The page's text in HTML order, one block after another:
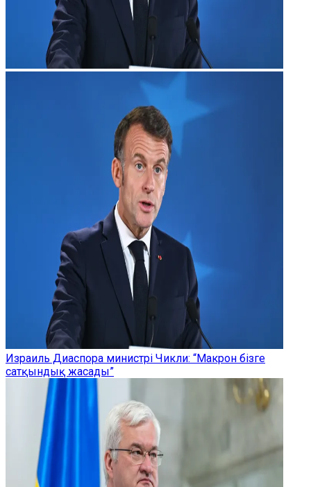
Израиль Диаспора министрі Чикли: “Макрон бізге
сатқындық жасады”